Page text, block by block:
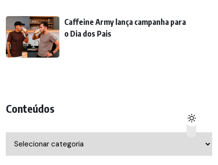
Caffeine Army lança campanha para
o Dia dos Pais
Conteúdos
Conteúdos